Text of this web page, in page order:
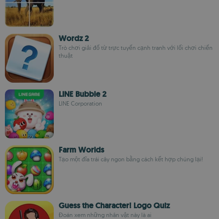
Wordz 2
Trò chơi giải đố từ trực tuyến cạnh tranh với lối chơi chiến
thuật
LINE Bubble 2
LINE Corporation
Farm Worlds
Tạo một đĩa trái cây ngon bằng cách kết hợp chúng lại!
Guess the Character! Logo Quiz
Đoán xem những nhân vật này là ai